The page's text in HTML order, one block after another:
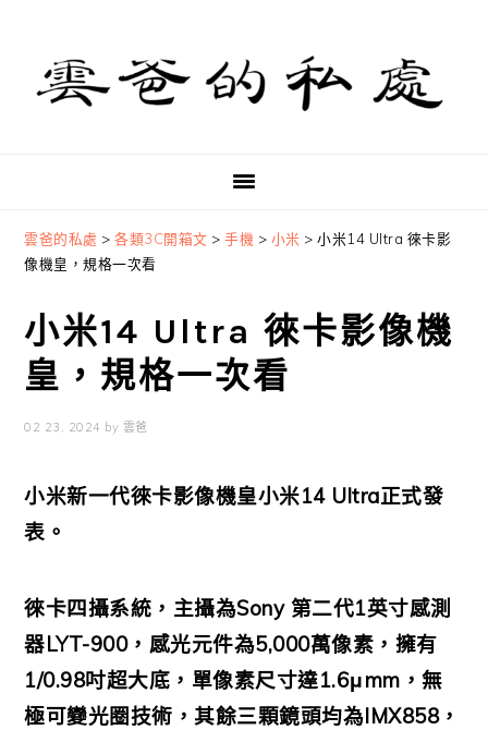
primary
navigation
content
primary
sidebar
雲爸的私處 >各類3C開箱文 >手機 > 小米 >小米14 Ultra 徠卡影
像機皇，規格一次看
小米14 Ultra 徠卡影像機
皇，規格一次看
02 23, 2024 by 雲爸
小米新一代徠卡影像機皇小米14 Ultra正式發
表。
徠卡四攝系統，主攝為Sony 第二代1英寸感測
器LYT-900，感光元件為5,000萬像素，擁有
1/0.98吋超大底，單像素尺寸達1.6μmm，無
極可變光圈技術，其餘三顆鏡頭均為IMX858，